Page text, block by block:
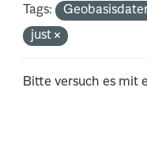
Tags:
just
Bitte versuch es mit